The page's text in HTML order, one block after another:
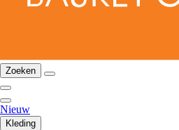
Zoeken
Nieuw
Kleding